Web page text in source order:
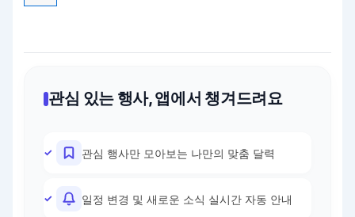
관심 있는 행사, 앱에서 챙겨드려요
관심 행사만 모아보는 나만의 맞춤 달력
일정 변경 및 새로운 소식 실시간 자동 안내